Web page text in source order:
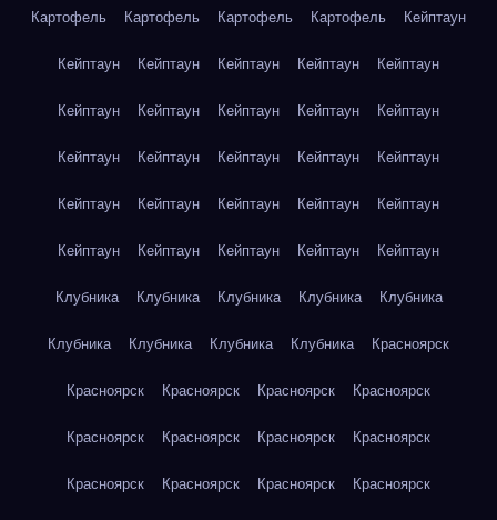
Картофель Картофель Картофель Картофель Кейптаун
Кейптаун Кейптаун Кейптаун Кейптаун Кейптаун
Кейптаун Кейптаун Кейптаун Кейптаун Кейптаун
Кейптаун Кейптаун Кейптаун Кейптаун Кейптаун
Кейптаун Кейптаун Кейптаун Кейптаун Кейптаун
Кейптаун Кейптаун Кейптаун Кейптаун Кейптаун
Клубника Клубника Клубника Клубника Клубника
Клубника Клубника Клубника Клубника Красноярск
Красноярск Красноярск Красноярск Красноярск
Красноярск Красноярск Красноярск Красноярск
Красноярск Красноярск Красноярск Красноярск